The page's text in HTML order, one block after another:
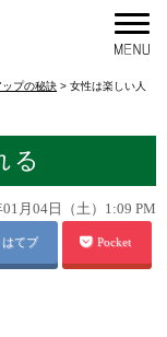
ップの秘訣 > 女性は楽しい人
る
01月04日（土）1:09 PM
はてブ Pocket